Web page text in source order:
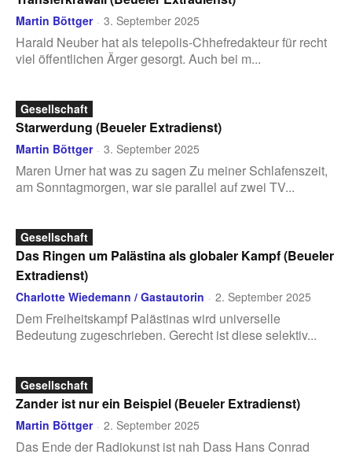
Martin Böttger - 3. September 2025
Harald Neuber hat als telepolis-Chhefredakteur für recht
viel öffentlichen Ärger gesorgt. Auch bei m...
Gesellschaft
Starwerdung (Beueler Extradienst)
Martin Böttger - 3. September 2025
Maren Urner hat was zu sagen Zu meiner Schlafenszeit,
am Sonntagmorgen, war sie parallel auf zwei TV...
Gesellschaft
Das Ringen um Palästina als globaler Kampf (Beueler
Extradienst)
Charlotte Wiedemann / Gastautorin - 2. September 2025
Dem Freiheitskampf Palästinas wird universelle
Bedeutung zu­ge­schrieben. Gerecht ist diese selektiv...
Gesellschaft
Zander ist nur ein Beispiel (Beueler Extradienst)
Martin Böttger - 2. September 2025
Das Ende der Radiokunst ist nah Dass Hans Conrad